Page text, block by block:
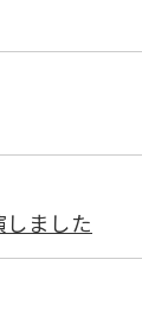
ました